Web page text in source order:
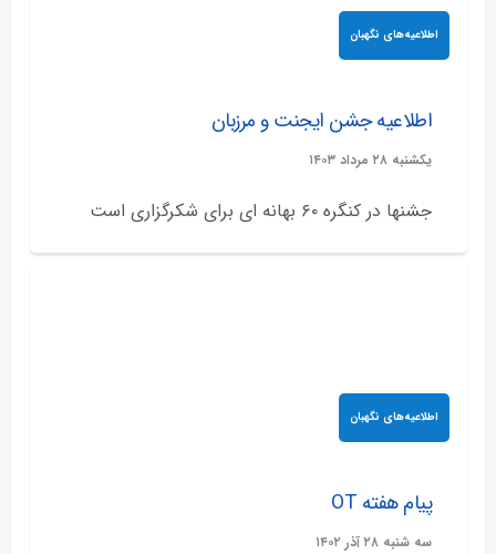
اطلاعیه‌های نگهبان
اطلاعیه جشن ایجنت و مرزبان
يکشنبه ۲۸ مرداد ۱۴۰۳
جشنها در کنگره ۶۰ بهانه ای برای شکرگزاری است
اطلاعیه‌های نگهبان
پیام هفته OT
سه شنبه ۲۸ آذر ۱۴۰۲